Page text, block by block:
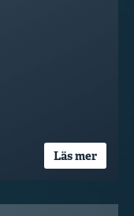
Läs mer